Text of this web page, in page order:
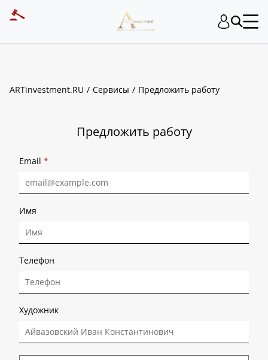
ARTinvestment.RU Сервисы Предложить работу
Предложить работу
Email *
Имя
Телефон
Художник